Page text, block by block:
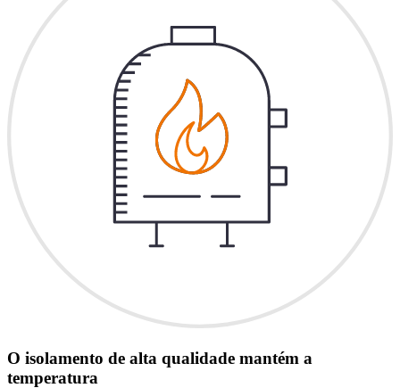
O isolamento de alta qualidade mantém a
temperatura